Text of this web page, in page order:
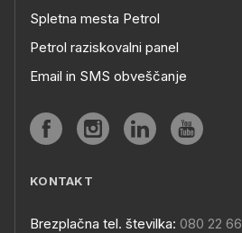
Spletna mesta Petrol
Petrol raziskovalni panel
Email in SMS obveščanje
KONTAKT
Brezplačna tel. številka: 080 22 66